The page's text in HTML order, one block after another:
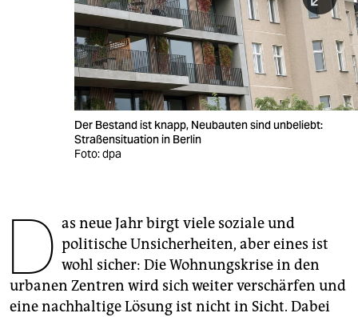
wahrheit
veranstaltungen
genossenschaft
epaper login
Der Bestand ist knapp, Neubauten sind unbeliebt:
Straßensituation in Berlin
Foto: dpa
D as neue Jahr birgt viele soziale und
politische Unsicherheiten, aber eines ist
wohl sicher: Die Wohnungskrise in den
urbanen Zentren wird sich weiter verschärfen und
eine nachhaltige Lösung ist nicht in Sicht. Dabei